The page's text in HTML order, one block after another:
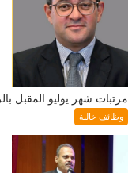
مرتبات شهر يوليو المقبل
وظائف خالية